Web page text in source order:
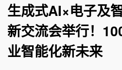
生成式AI×电子及
新交流会举行！
业智能化新未来